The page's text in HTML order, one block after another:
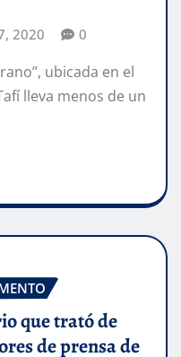
2020 0
ubicada en el
lleva menos de un
que trató de
de prensa de